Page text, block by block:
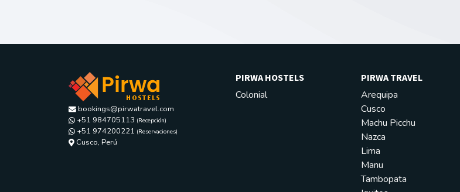
bookings@pirwatravel.com
+51 984705113 (Recepción)
+51 974200221 (Reservaciones)
Calle Los diamantes G-24, Kennedy A,
Cusco, Perú
PIRWA HOSTELS
Colonial
PIRWA TRAVEL
Arequipa
Cusco
Machu Picchu
Nazca
Lima
Manu
Tambopata